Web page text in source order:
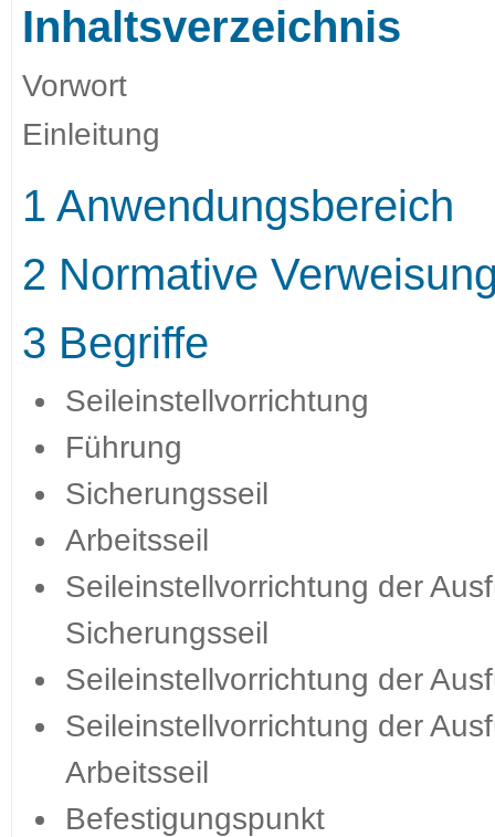
Inhaltsverzeichnis
Vorwort
Einleitung
1 Anwendungsbereich
2 Normative
3 Begriffe
Seileinstellvorrichtung
Führung
Sicherungsseil
Arbeitsseil
Seileinstellvorrichtung der
Sicherungsseil
Seileinstellvorrichtung der
Seileinstellvorrichtung der
Arbeitsseil
Befestigungspunkt